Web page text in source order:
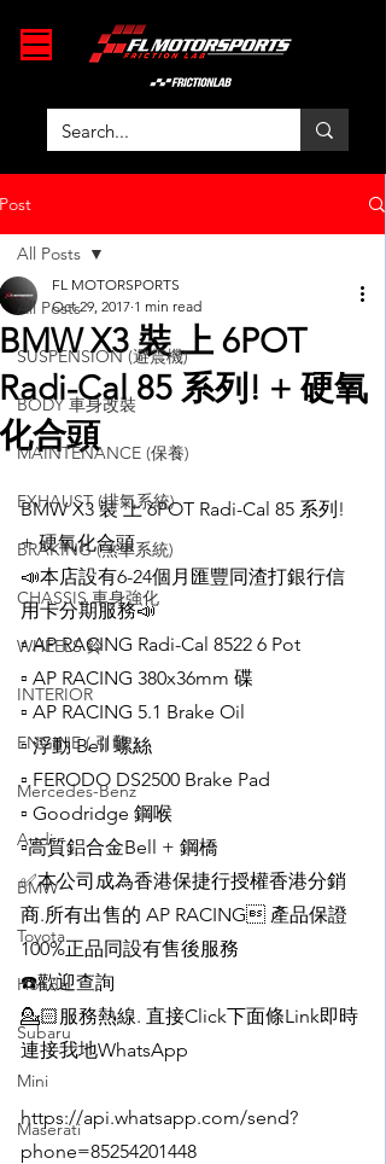
Post
All Posts
SUSPENSION (避震機)
BODY 車身改裝
MAINTENANCE (保養)
EXHAUST (排氣系統)
BRAKING (煞車系統)
CHASSIS 車身強化
WHEELS 鈴
INTERIOR
ENGINE ( 引擎 )
Mercedes-Benz
Audi
BMW
Toyota
Honda
Subaru
Mini
Maserati
All Posts
BMW X3 裝 上 6POT
Radi-Cal 85 系列! + 硬氧
化合頭
FL MOTORSPORTS
Oct 29, 2017 1 min read
BMW X3 裝 上 6POT Radi-Cal 85 系列!
+ 硬氧化合頭
📣本店設有6-24個月匯豐同渣打銀行信
用卡分期服務📣
▫️ AP RACING Radi-Cal 8522 6 Pot
▫️ AP RACING 380x36mm 碟
▫️ AP RACING 5.1 Brake Oil
▫️ 浮動 Bell 螺絲
▫️ FERODO DS2500 Brake Pad
▫️ Goodridge 鋼喉
▫️高質鋁合金Bell + 鋼橋
✅本公司成為香港保捷行授權香港分銷
商.所有出售的 AP RACING 產品保證
100%正品同設有售後服務
☎️歡迎查詢
💁🏻服務熱線. 直接Click下面條Link即時
連接我地WhatsApp
https://api.whatsapp.com/send?
phone=85254201448